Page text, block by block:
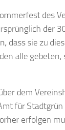
des
der
dass sie zu
alle
dem
für
erfolgen